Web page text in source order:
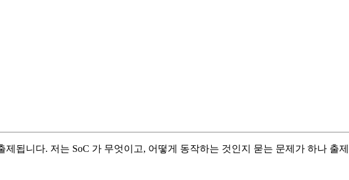
됩니다. 저는 SoC 가 무엇이고, 어떻게 동작하는 것인지 묻는 문제가 하나 출